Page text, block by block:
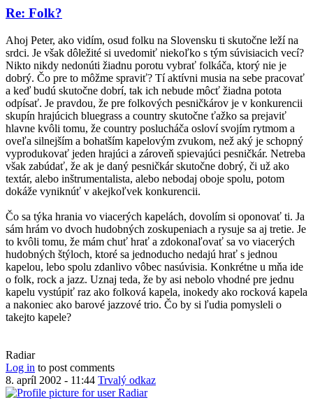
Re: Folk?
Ahoj Peter, ako vidím, osud folku na Slovensku ti skutočne leží na
srdci. Je však dôležité si uvedomiť niekoľko s tým súvisiacich vecí?
Nikto nikdy nedonúti žiadnu porotu vybrať folkáča, ktorý nie je
dobrý. Čo pre to môžme spraviť? Tí aktívni musia na sebe pracovať
a keď budú skutočne dobrí, tak ich nebude môcť žiadna potota
odpísať. Je pravdou, že pre folkových pesničkárov je v konkurencii
skupín hrajúcich bluegrass a country skutočne ťažko sa prejaviť
hlavne kvôli tomu, že country poslucháča osloví svojím rytmom a
oveľa silnejším a bohatším kapelovým zvukom, než aký je schopný
vyprodukovať jeden hrajúci a zároveň spievajúci pesničkár. Netreba
však zabúdať, že ak je daný pesničkár skutočne dobrý, či už ako
textár, alebo inštrumentalista, alebo nebodaj oboje spolu, potom
dokáže vyniknúť v akejkoľvek konkurencii.
Čo sa týka hrania vo viacerých kapelách, dovolím si oponovať ti. Ja
sám hrám vo dvoch hudobných zoskupeniach a rysuje sa aj tretie. Je
to kvôli tomu, že mám chuť hrať a zdokonaľovať sa vo viacerých
hudobných štýloch, ktoré sa jednoducho nedajú hrať s jednou
kapelou, lebo spolu zdanlivo vôbec nasúvisia. Konkrétne u mňa ide
o folk, rock a jazz. Uznaj teda, že by asi nebolo vhodné pre jednu
kapelu vystúpiť raz ako folková kapela, inokedy ako rocková kapela
a nakoniec ako barové jazzové trio. Čo by si ľudia pomysleli o
takejto kapele?
Radiar
Log in to post comments
8. apríl 2002 - 11:44 Trvalý odkaz